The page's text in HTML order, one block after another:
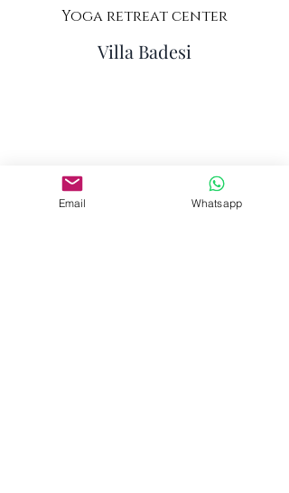
Yoga retreat center
Villa Badesi
Email Whatsapp